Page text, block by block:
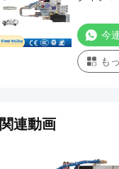
今
も
関連動画